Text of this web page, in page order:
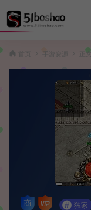
手游资源 正文
# 独家